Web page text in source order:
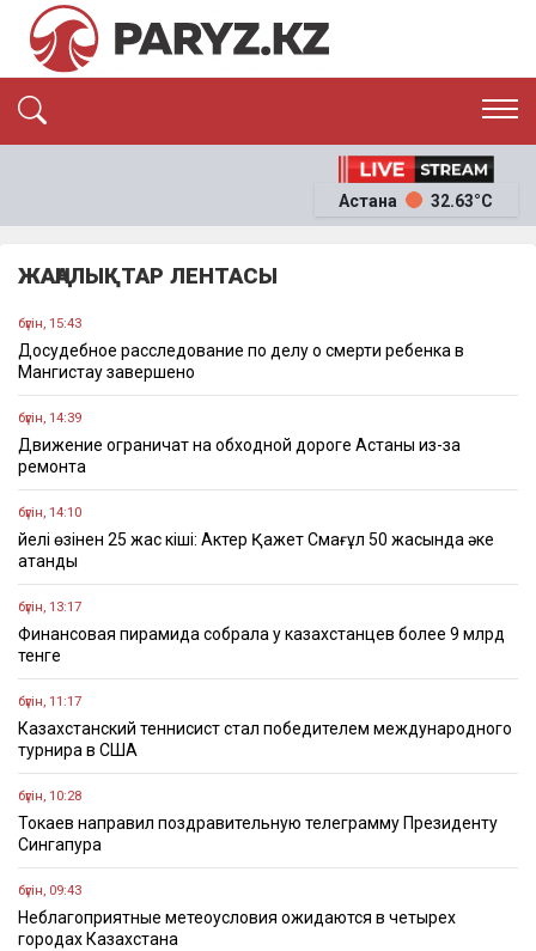
ЭКОНОМИКА
ОҚИҒА
Астана 32.63°C
ЖАҢАЛЫҚТАР ЛЕНТАСЫ
бүгін, 15:43
Досудебное расследование по делу о смерти ребенка в
Мангистау завершено
бүгін, 14:39
Движение ограничат на обходной дороге Астаны из-за
ремонта
бүгін, 14:10
Әйелі өзінен 25 жас кіші: Актер Қажет Смағұл 50 жасында әке
атанды
бүгін, 13:17
Финансовая пирамида собрала у казахстанцев более 9 млрд
тенге
бүгін, 11:17
Казахстанский теннисист стал победителем международного
турнира в США
бүгін, 10:28
Токаев направил поздравительную телеграмму Президенту
Сингапура
бүгін, 09:43
Неблагоприятные метеоусловия ожидаются в четырех
городах Казахстана